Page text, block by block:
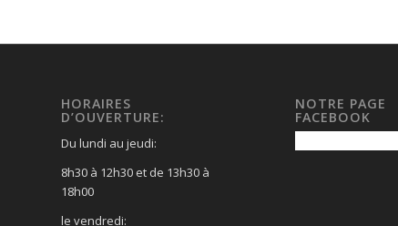
HORAIRES
D’OUVERTURE:
Du lundi au jeudi:
8h30 à 12h30 et de 13h30 à
18h00
le vendredi:
NOTRE PAGE
FACEBOOK